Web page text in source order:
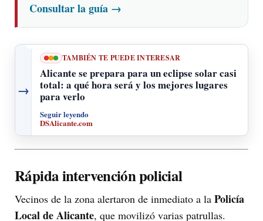
Consultar la guía →
→
TAMBIÉN TE PUEDE INTERESAR
Alicante se prepara para un eclipse solar casi
total: a qué hora será y los mejores lugares
para verlo
Seguir leyendo
DSAlicante.com
Rápida intervención policial
Vecinos de la zona alertaron de inmediato a la Policía
Local de Alicante, que movilizó varias patrullas.